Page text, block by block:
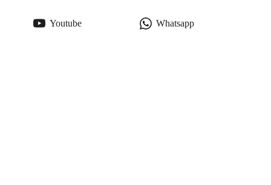
Youtube Whatsapp